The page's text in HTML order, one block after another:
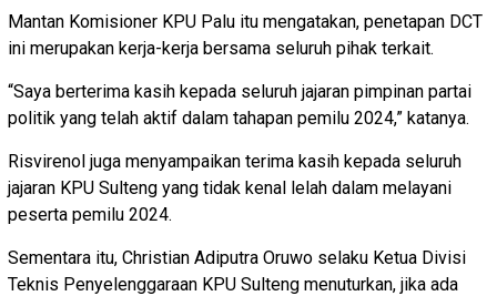
Mantan Komisioner KPU Palu itu mengatakan, penetapan DCT
ini merupakan kerja-kerja bersama seluruh pihak terkait.
“Saya berterima kasih kepada seluruh jajaran pimpinan partai
politik yang telah aktif dalam tahapan pemilu 2024,” katanya.
Risvirenol juga menyampaikan terima kasih kepada seluruh
jajaran KPU Sulteng yang tidak kenal lelah dalam melayani
peserta pemilu 2024.
Sementara itu, Christian Adiputra Oruwo selaku Ketua Divisi
Teknis Penyelenggaraan KPU Sulteng menuturkan, jika ada